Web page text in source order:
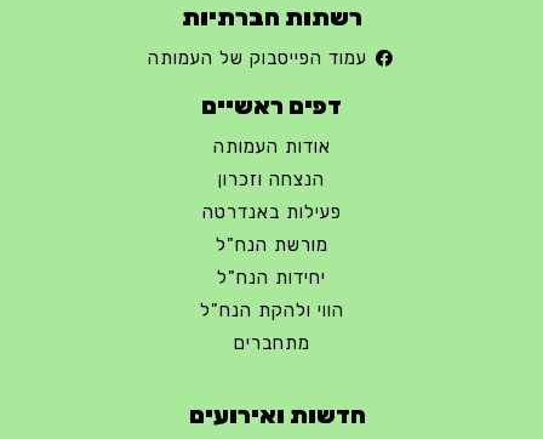
רשתות חברתיות
עמוד הפייסבוק של העמותה
דפים ראשיים
אודות העמותה
הנצחה וזכרון
פעילות באנדרטה
מורשת הנח"ל
יחידות הנח"ל
הווי ולהקת הנח"ל
מתחברים
חדשות ואירועים